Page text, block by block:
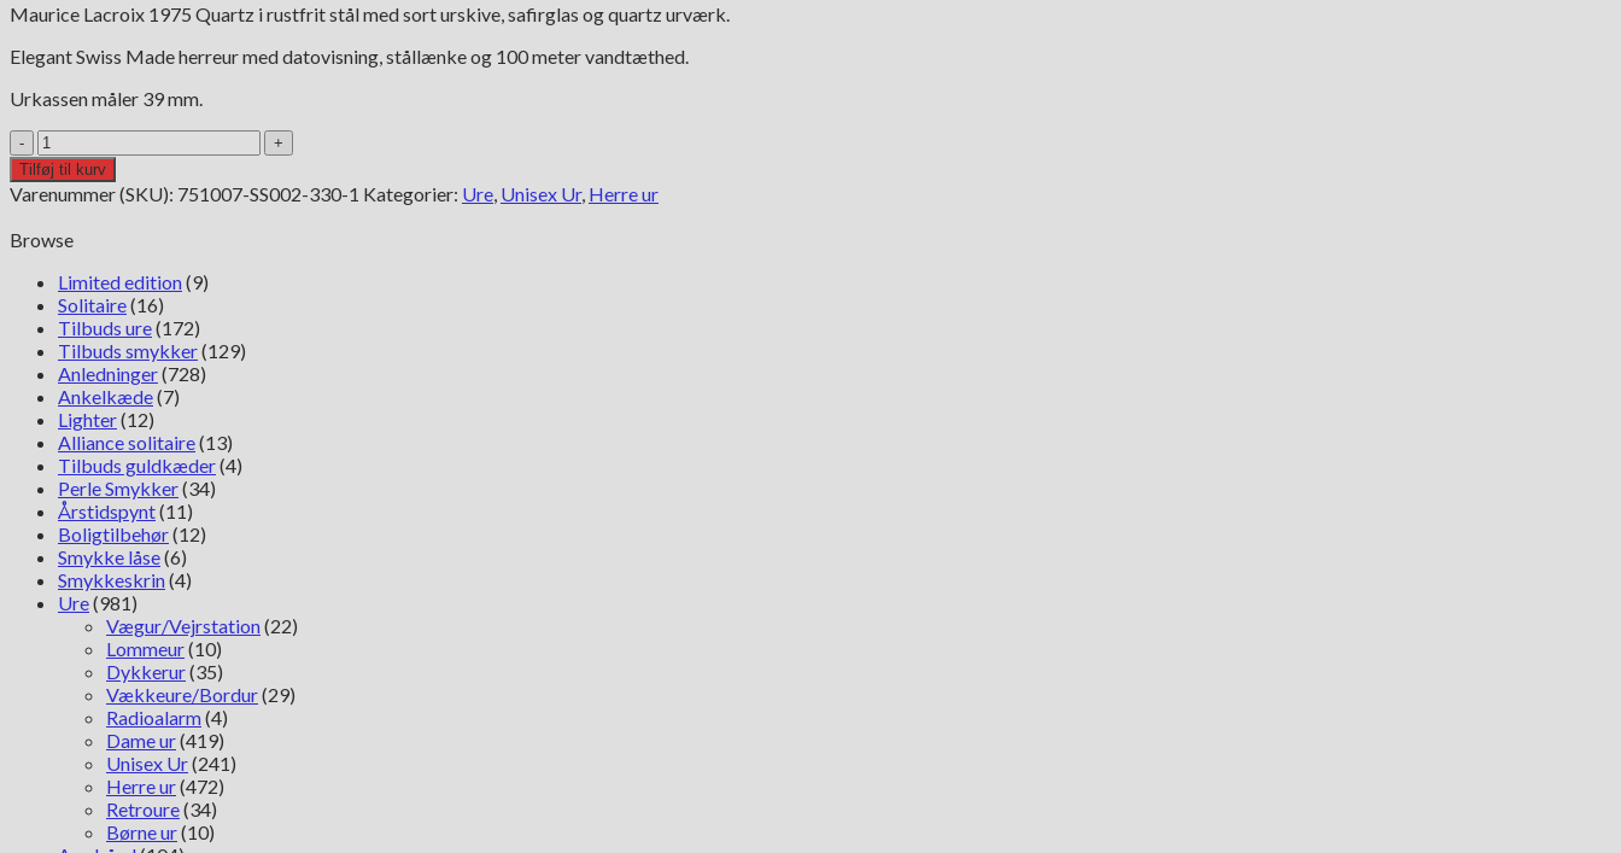
Maurice Lacroix 1975 Quartz i rustfrit stål med sort urskive, safirglas og quartz urværk.
Elegant Swiss Made herreur med datovisning, stållænke og 100 meter vandtæthed.
Urkassen måler 39 mm.
Maurice
Lacroix
1975
herreur
SS002-
330-
1
antal
Tilføj til kurv
Varenummer (SKU): 751007-SS002-330-1 Kategorier: Ure, Unisex Ur, Herre ur
Browse
Limited edition(9)
Solitaire(16)
Tilbuds ure(172)
Tilbuds smykker(129)
Anledninger(728)
Ankelkæde(7)
Lighter(12)
Alliance solitaire(13)
Tilbuds guldkæder(4)
Perle Smykker(34)
Årstidspynt(11)
Boligtilbehør(12)
Smykke låse(6)
Smykkeskrin(4)
Ure(981)
Vægur/Vejrstation(22)
Lommeur(10)
Dykkerur(35)
Vækkeure/Bordur(29)
Radioalarm(4)
Dame ur(419)
Unisex Ur(241)
Herre ur(472)
Retroure(34)
Børne ur(10)